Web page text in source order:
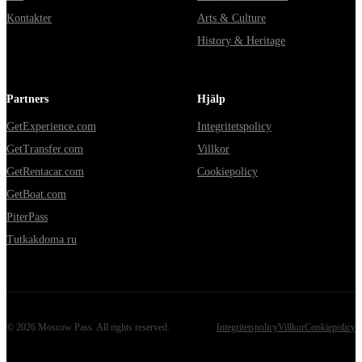
Kontakter
Arts & Culture
History & Heritage
Partners
GetExperience.com
GetTransfer.com
GetRentacar.com
GetBoat.com
PiterPass
Tutkakdoma.ru
Hjälp
Integritetspolicy
Villkor
Cookiepolicy
© 2026 Moscow Pass. All rights reserved. IntegritetspolicyVillkorCookiepolicy